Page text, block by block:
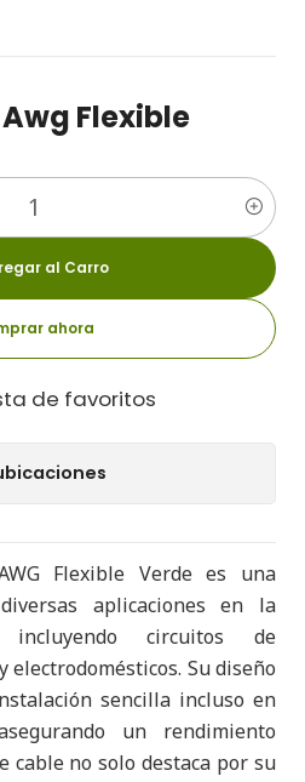
Flexible
al Carro
ahora
de favoritos
Flexible Verde es una
aplicaciones en la
incluyendo circuitos de
electrodomésticos. Su diseño
sencilla incluso en
un rendimiento
cable no solo destaca por su